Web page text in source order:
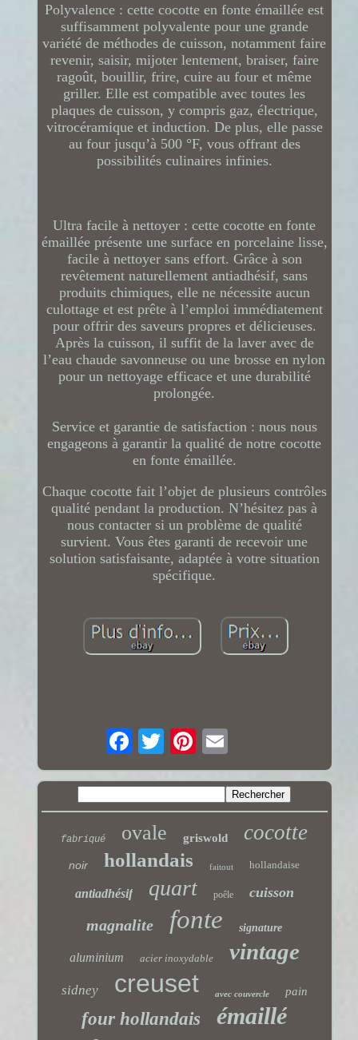
Polyvalence : cette cocotte en fonte émaillée est
suffisamment polyvalente pour une grande
variété de méthodes de cuisson, notamment faire
revenir, saisir, mijoter lentement, braiser, faire
ragoût, bouillir, frire, cuire au four et même
griller. Elle est compatible avec toutes les
plaques de cuisson, y compris gaz, électrique,
vitrocéramique et induction. De plus, elle passe
au four jusqu’à 500 °F, vous offrant des
possibilités culinaires infinies.
Ultra facile à nettoyer : cette cocotte en fonte
émaillée présente une surface en porcelaine lisse,
facile à nettoyer sans effort. Grâce à son
revêtement naturellement antiadhésif, sans
produits chimiques, elle ne nécessite aucun
culottage et est prête à l’emploi immédiatement
pour offrir des saveurs propres et délicieuses.
Après la cuisson, il suffit de la laver avec de
l’eau chaude savonneuse ou une brosse en nylon
pour un nettoyage efficace et une durabilité
prolongée.
Service et garantie de satisfaction : nous nous
engageons à garantir la qualité de notre cocotte
en fonte émaillée.
Chaque cocotte fait l’objet de plusieurs contrôles
qualité pendant la production. N’hésitez pas à
nous contacter si un problème de qualité
survient. Vous êtes garanti de recevoir une
solution satisfaisante, adaptée à votre situation
spécifique.
fabriqué ovale griswold cocotte
noir hollandais faitout hollandaise
antiadhésif quart poêle cuisson
magnalite fonte signature
aluminium acier inoxydable vintage
sidney creuset avec couvercle pain
four hollandais émaillé